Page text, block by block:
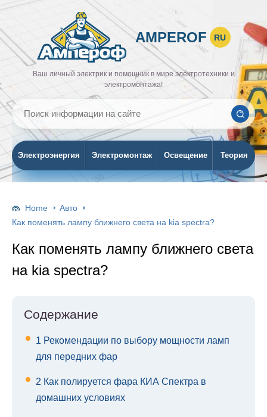
AMPEROF RU
Ваш личный электрик и помощник в мире электротехники и
электромонтажа!
Электроэнергия Электромонтаж Освещение Теория
Home
Авто
Как поменять лампу ближнего света на kia spectra?
Как поменять лампу ближнего света
на kia spectra?
Содержание
1 Рекомендации по выбору мощности ламп
для передних фар
2 Как полируется фара КИА Спектра в
домашних условиях